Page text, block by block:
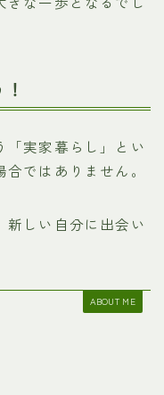
「実家暮らし」とい
ではありません。
新しい自分に出会い
ABOUT ME